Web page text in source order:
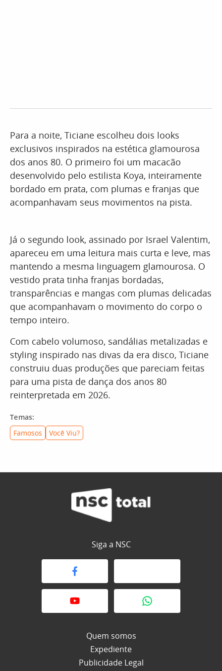
Para a noite, Ticiane escolheu dois looks
exclusivos inspirados na estética glamourosa
dos anos 80. O primeiro foi um macacão
desenvolvido pelo estilista Koya, inteiramente
bordado em prata, com plumas e franjas que
acompanhavam seus movimentos na pista.
Já o segundo look, assinado por Israel Valentim,
apareceu em uma leitura mais curta e leve, mas
mantendo a mesma linguagem glamourosa. O
vestido prata tinha franjas bordadas,
transparências e mangas com plumas delicadas
que acompanhavam o movimento do corpo o
tempo inteiro.
Com cabelo volumoso, sandálias metalizadas e
styling inspirado nas divas da era disco, Ticiane
construiu duas produções que pareciam feitas
para uma pista de dança dos anos 80
reinterpretada em 2026.
Temas:
Famosos
Você Viu?
Siga a NSC
Quem somos
Expediente
Publicidade Legal